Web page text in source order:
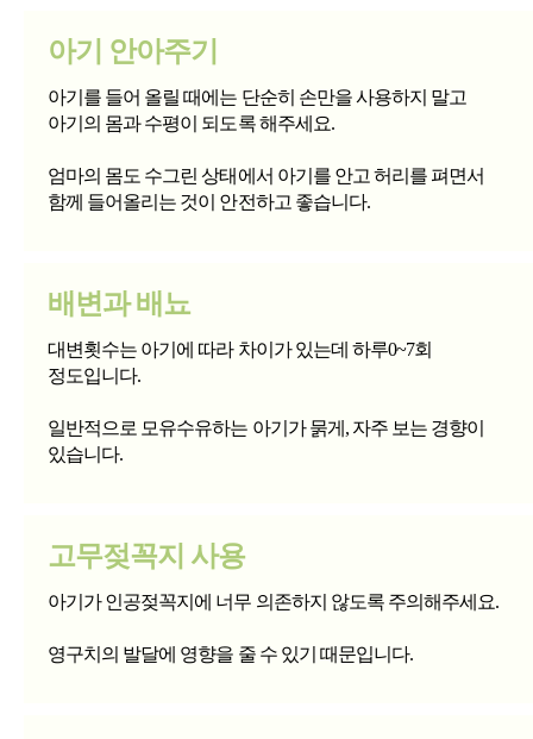
아기 안아주기
아기를 들어 올릴 때에는 단순히 손만을 사용하지 말고
아기의 몸과 수평이 되도록 해주세요.
엄마의 몸도 수그린 상태에서 아기를 안고 허리를 펴면서
함께 들어올리는 것이 안전하고 좋습니다.
배변과 배뇨
대변횟수는 아기에 따라 차이가 있는데 하루0~7회
정도입니다.
일반적으로 모유수유하는 아기가 묽게, 자주 보는 경향이
있습니다.
고무젖꼭지 사용
아기가 인공젖꼭지에 너무 의존하지 않도록 주의해주세요.
영구치의 발달에 영향을 줄 수 있기 때문입니다.